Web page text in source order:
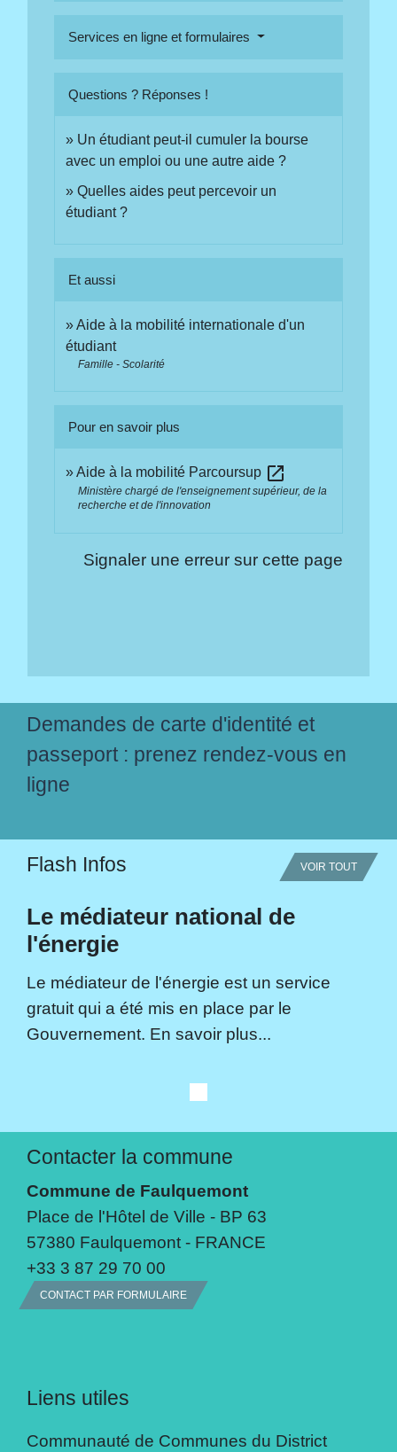
Services en ligne et formulaires
Questions ? Réponses !
Un étudiant peut-il cumuler la bourse
avec un emploi ou une autre aide ?
Quelles aides peut percevoir un
étudiant ?
Et aussi
Aide à la mobilité internationale d'un
étudiant
Famille - Scolarité
Pour en savoir plus
Aide à la mobilité Parcoursup open_in_new
Ministère chargé de l'enseignement supérieur, de la
recherche et de l'innovation
Signaler une erreur sur cette page
Demandes de carte d'identité et
passeport : prenez rendez-vous en
ligne
Flash Infos VOIR TOUT
Le médiateur national de
l'énergie
Le médiateur de l'énergie est un service
gratuit qui a été mis en place par le
Gouvernement. En savoir plus...
Contacter la commune
Commune de Faulquemont
Place de l'Hôtel de Ville - BP 63
57380 Faulquemont - FRANCE
+33 3 87 29 70 00
CONTACT PAR FORMULAIRE
Liens utiles
Communauté de Communes du District